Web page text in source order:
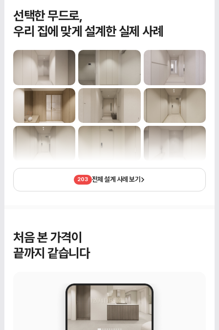
선택한 무드로,
우리 집에 맞게 설계한 실제 사례
203 전체 설계 사례 보기
처음 본 가격이
끝까지 같습니다